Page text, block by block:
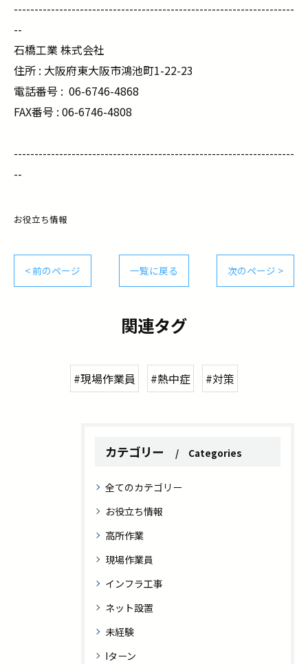
--------------------------------------------------------------------
--
石橋工業 株式会社
住所 : 大阪府東大阪市鴻池町1-22-23
電話番号 : 06-6746-4868
FAX番号 : 06-6746-4808
--------------------------------------------------------------------
--
お役立ち情報
< 前のページ 一覧に戻る 次のページ >
関連タグ
#現場作業員 #熱中症 #対策
カテゴリー Categories
全てのカテゴリー
お役立ち情報
高所作業
現場作業員
インフラ工事
ネット設置
未経験
Iターン